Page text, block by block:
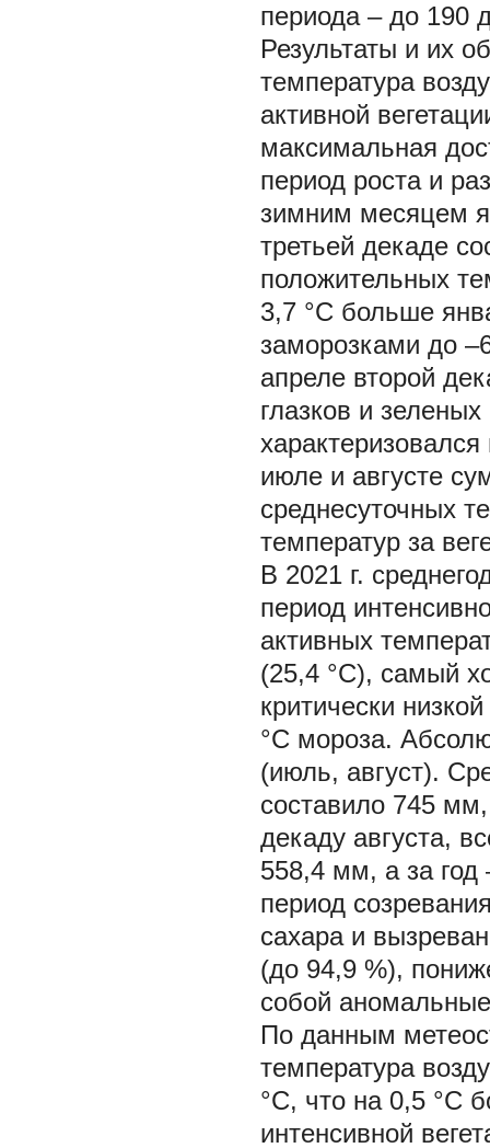
периода – до 190
Результаты и их
температура
активной
максимальная
период роста и
зимним месяцем
третьей декаде
положительных
3,7 °С больше
заморозками до
апреле второй
глазков и
июле и августе
среднесуточных
температур за
В 2021 г.
период
активных
(25,4 °С), самый
критически
°С мороза.
(июль, август).
составило 745
декаду августа,
558,4 мм, а за
период
сахара и
(до 94,9 %),
собой
По данным
температура
°C, что на 0,5 °C
интенсивной